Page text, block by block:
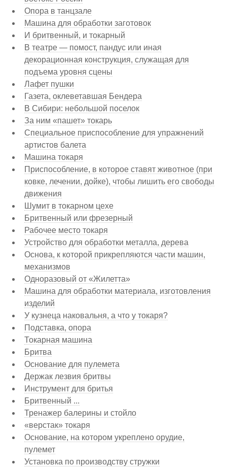
Опора в танцзале
Машина для обработки заготовок
И бритвенный, и токарный
В театре — помост, пандус или иная
декорационная конструкция, служащая для
подъема уровня сцены
Лафет пушки
Газета, оклеветавшая Бендера
В Сибири: небольшой поселок
За ним «пашет» токарь
Специальное приспособление для упражнений
артистов балета
Машина токаря
Приспособление, в которое ставят животное (при
ковке, лечении, дойке), чтобы лишить его свободы
движения
Шумит в токарном цехе
Бритвенный или фрезерный
Рабочее место токаря
Устройство для обработки металла, дерева
Основа, к которой прикрепляются части машин,
механизмов
Одноразовый от «Жилетта»
Машина для обработки материала, изготовления
изделий
У кузнеца наковальня, а что у токаря?
Подставка, опора
Токарная машина
Бритва
Основание для пулемета
Держак лезвия бритвы
Инструмент для бритья
Бритвенный ...
Тренажер балерины и стойло
«верстак» токаря
Основание, на котором укреплено орудие,
пулемет
Установка по производству стружки